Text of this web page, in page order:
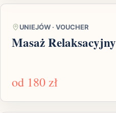
UNIEJÓW · VOUCHER
Masaż Relaksacyjny
od 180 zł